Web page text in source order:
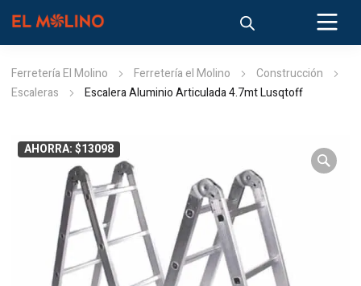
Ferretería El Molino Ferretería el Molino
Construcción
Escaleras
Escalera Aluminio Articulada 4.7mt Lusqtoff
AHORRA: $13098